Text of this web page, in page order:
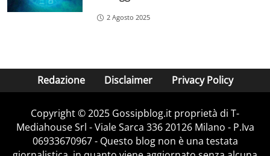
2 Agosto 2025
Redazione Disclaimer Privacy Policy
Copyright © 2025 Gossipblog.it proprietà di T-
Mediahouse Srl - Viale Sarca 336 20126 Milano - P.Iva
06933670967 - Questo blog non è una testata